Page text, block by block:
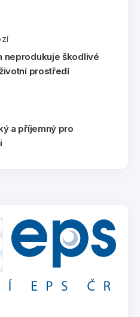
neprodukuje škodlivé
prostředí
a příjemný pro